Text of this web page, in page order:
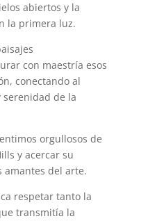
abiertos y la
la primera luz.
con maestría esos
conectando al
serenidad de la
orgullosos de
y acercar su
amantes del arte.
respetar tanto la
transmitía la